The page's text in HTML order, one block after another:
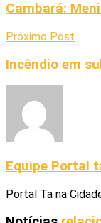
Cambará:
Próximo Post
Incêndio em
Equipe Portal
Portal Ta na